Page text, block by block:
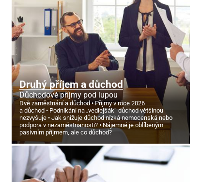
Druhý příjem a důchod
Důchodové příjmy pod lupou
Dvě zaměstnání a důchod
Příjmy v roce 2026
a důchod
Podnikání na „vedlejšák“ důchod většinou
nezvyšuje
Jak snižuje důchod nízká nemocenská nebo
podpora v nezaměstnanosti?
Nájemné je oblíbeným
pasivním příjmem, ale co důchod?